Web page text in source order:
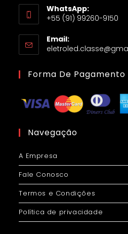
WhatsApp:
+55 (91) 99260-9150
Email:
Forma De Pagamento
Navegação
A Empresa
Fale Conosco
Termos e Condições
Política de privacidade